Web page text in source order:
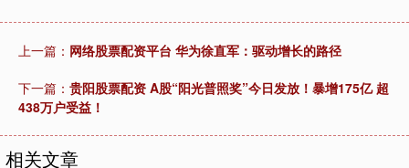
上一篇： 网络股票配资平台 华为徐直军：驱动增长的路径
下一篇： 贵阳股票配资 A股“阳光普照奖”今日发放！暴增175亿 超
438万户受益！
相关文章